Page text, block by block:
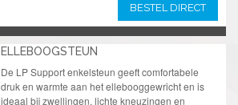
BESTEL DIRECT
ELLEBOOGSTEUN
De LP Support enkelsteun geeft comfortabele
druk en warmte aan het ellebooggewricht en is
ideaal bij zwellingen, lichte kneuzingen en